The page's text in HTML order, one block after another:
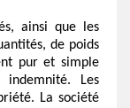
ainsi que les
de poids
pur et simple
indemnité. Les
La société